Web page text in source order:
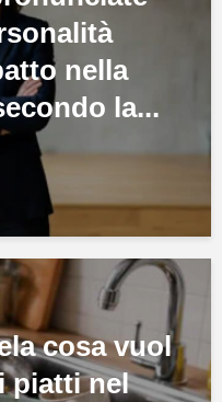
nella
la...
cosa vuol
piatti nel